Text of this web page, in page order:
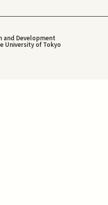
and Development
University of Tokyo